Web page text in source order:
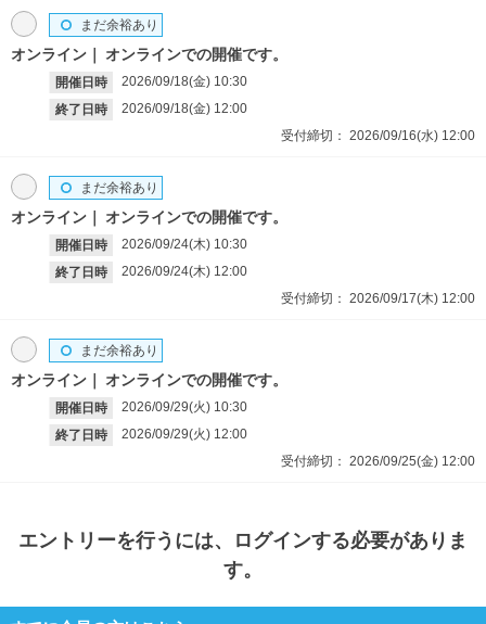
オンライン オンラインでの開催です。
開催日時 2026/09/18(金) 10:30
終了日時
2026/09/18(金) 12:00
まだ余裕あり
受付締切： 2026/09/16(水) 12:00
オンライン オンラインでの開催です。
開催日時 2026/09/24(木) 10:30
終了日時
2026/09/24(木) 12:00
まだ余裕あり
受付締切： 2026/09/17(木) 12:00
オンライン オンラインでの開催です。
開催日時 2026/09/29(火) 10:30
終了日時
2026/09/29(火) 12:00
まだ余裕あり
受付締切： 2026/09/25(金) 12:00
エントリーを行うには、ログインする必要がありま
す。